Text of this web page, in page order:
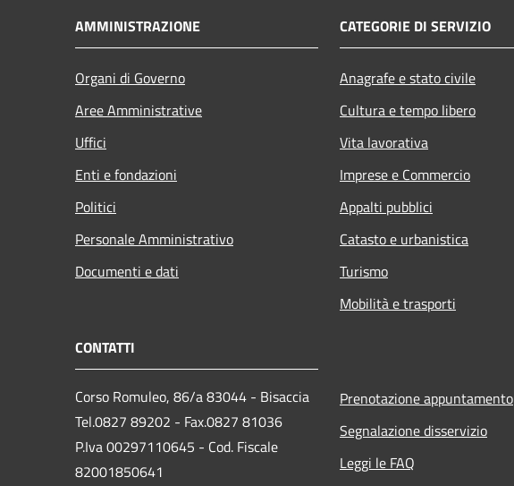
AMMINISTRAZIONE
Organi di Governo
Aree Amministrative
Uffici
Enti e fondazioni
Politici
Personale Amministrativo
Documenti e dati
CATEGORIE DI SERVIZIO
Anagrafe e stato civile
Cultura e tempo libero
Vita lavorativa
Imprese e Commercio
Appalti pubblici
Catasto e urbanistica
Turismo
Mobilità e trasporti
CONTATTI
Corso Romuleo, 86/a 83044 - Bisaccia
Tel.0827 89202 - Fax.0827 81036
P.Iva 00297110645 - Cod. Fiscale
82001850641
Prenotazione appuntamento
Segnalazione disservizio
Leggi le FAQ